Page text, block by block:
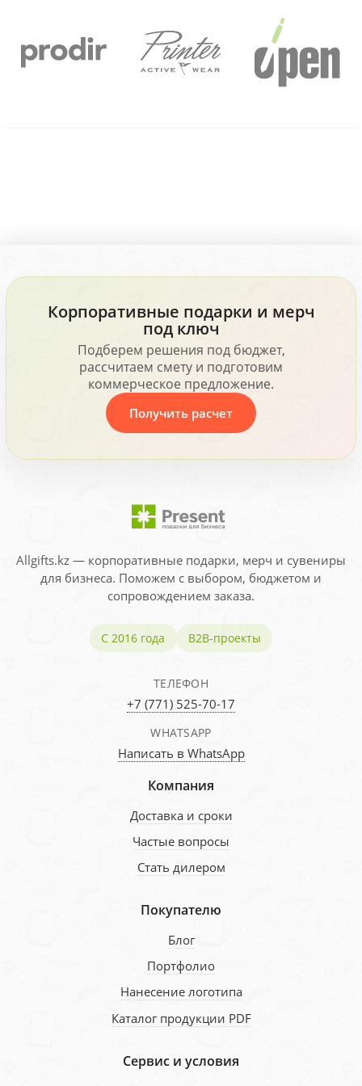
Корпоративные подарки и мерч
под ключ
Подберем решения под бюджет,
рассчитаем смету и подготовим
коммерческое предложение.
Получить расчет
Allgifts.kz — корпоративные подарки, мерч и сувениры
для бизнеса. Поможем с выбором, бюджетом и
сопровождением заказа.
С 2016 года B2B-проекты
ТЕЛЕФОН
+7 (771) 525-70-17
WHATSAPP
Написать в WhatsApp
Компания
Доставка и сроки
Частые вопросы
Стать дилером
Покупателю
Блог
Портфолио
Нанесение логотипа
Каталог продукции PDF
Сервис и условия